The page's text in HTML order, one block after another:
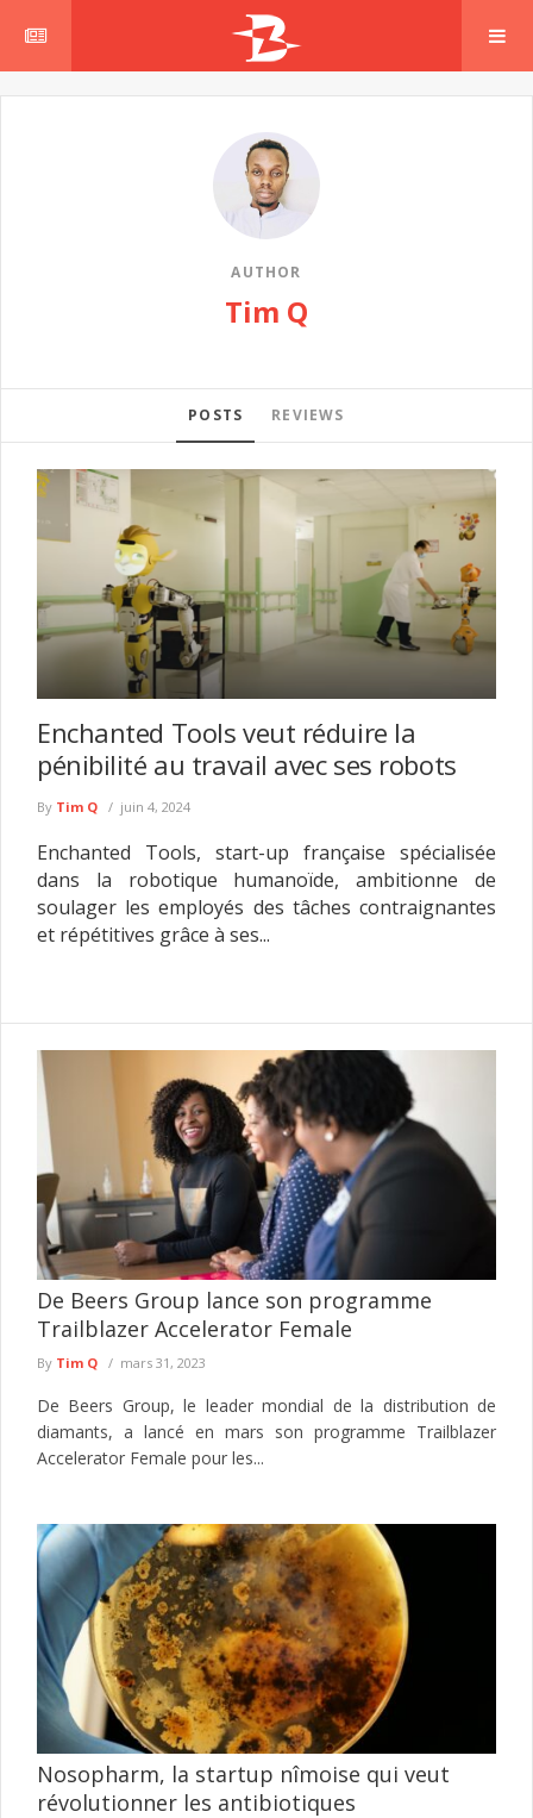
AUTHOR
Tim Q
POSTS REVIEWS
Enchanted Tools veut réduire la
pénibilité au travail avec ses robots
By Tim Q juin 4, 2024
Enchanted Tools, start-up française spécialisée
dans la robotique humanoïde, ambitionne de
soulager les employés des tâches contraignantes
et répétitives grâce à ses...
De Beers Group lance son programme
Trailblazer Accelerator Female
By Tim Q mars 31, 2023
De Beers Group, le leader mondial de la distribution de
diamants, a lancé en mars son programme Trailblazer
Accelerator Female pour les...
Nosopharm, la startup nîmoise qui veut
révolutionner les antibiotiques